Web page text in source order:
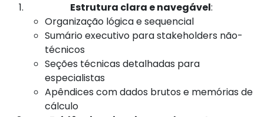
Estrutura clara e navegável:
Organização lógica e sequencial
Sumário executivo para stakeholders não-
técnicos
Seções técnicas detalhadas para
especialistas
Apêndices com dados brutos e memórias de
cálculo